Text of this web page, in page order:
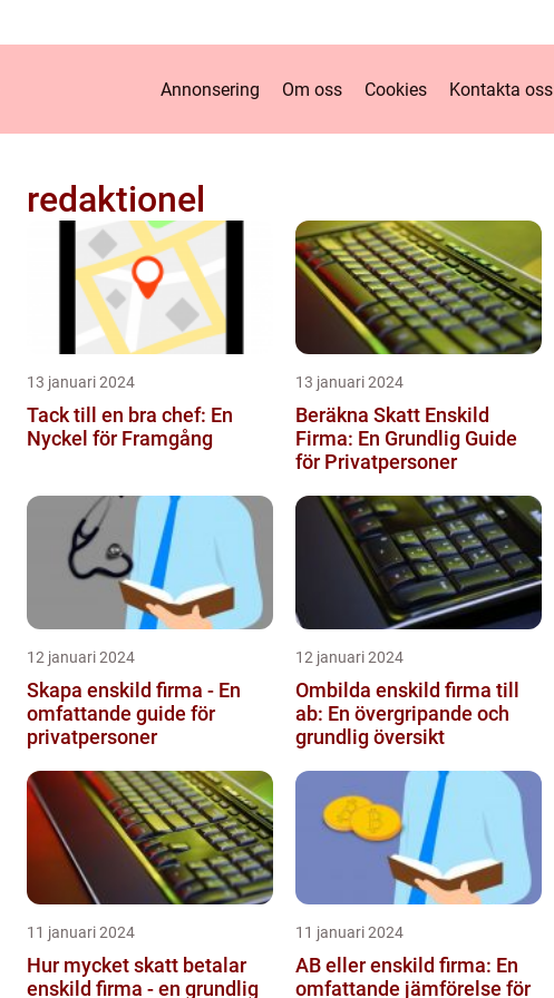
Annonsering Om oss Cookies Kontakta oss
redaktionel
13 januari 2024
Tack till en bra chef: En
Nyckel för Framgång
13 januari 2024
Beräkna Skatt Enskild
Firma: En Grundlig Guide
för Privatpersoner
12 januari 2024
Skapa enskild firma - En
omfattande guide för
privatpersoner
12 januari 2024
Ombilda enskild firma till
ab: En övergripande och
grundlig översikt
11 januari 2024
Hur mycket skatt betalar
enskild firma - en grundlig
11 januari 2024
AB eller enskild firma: En
omfattande jämförelse för